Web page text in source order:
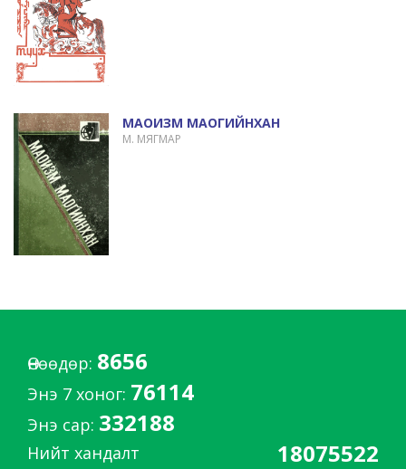
МАОИЗМ МАОГИЙНХАН
М. МЯГМАР
Өнөөдөр: 8656
Энэ 7 хоног: 76114
Энэ сар: 332188
Нийт хандалт 18075522